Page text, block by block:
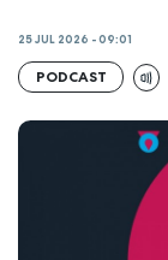
25 JUL 2026 - 09:01
PODCAST